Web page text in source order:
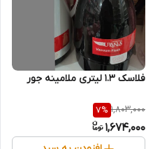
فلاسک 1.3 لیتری ملامینه جور
1,803,000
7%
1,674,000